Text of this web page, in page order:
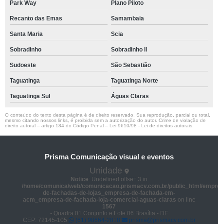
Park Way Plano Piloto
Recanto das Emas Samambaia
Santa Maria Scia
Sobradinho Sobradinho ll
Sudoeste São Sebastião
Taguatinga Taguatinga Norte
Taguatinga Sul Águas Claras
O conteúdo do texto desta página é de direito reservado. Sua reprodução, parcial ou total,
mesmo citando nossos links, é proibida sem a autorização do autor. Crime de violação de
direito autoral – artigo 184 do Código Penal – Lei 9610/98 - Lei de direitos autorais
Prisma Comunicação visual e eventos
Unidade
Notice: Undefined offset: 3 in
/home/comunica/web/comunicacao.prismacv.com.br/public_html/
de-fachadas-de-lojas_empresa-de-fachada-em-
acm_empresa-de-fachada-loja-comercial-aguas-claras on line
1567
- Quadra 01 Conjunto e Lote 06 Brasília - DF
CEP: 72145-105
(61) 98664-2818 prisma@prismacv.com.br